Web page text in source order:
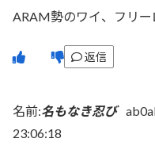
ARAM勢のワイ、フリ
返信
名前:名もなき忍び
23:06:18